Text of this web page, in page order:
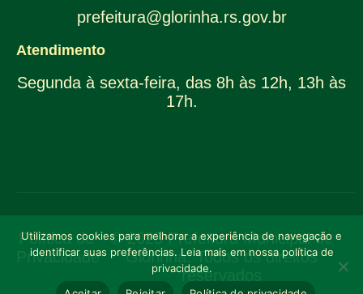
prefeitura@glorinha.rs.gov.br
Atendimento
Segunda à sexta-feira, das 8h às 12h, 13h às
17h.
Política de
Privacidade
© 2025 Prefeitura Municipal de
Glorinha. Todos os direitos
reservados
Utilizamos cookies para melhorar a experiência de navegação e
identificar suas preferências. Leia mais em nossa política de
privacidade.